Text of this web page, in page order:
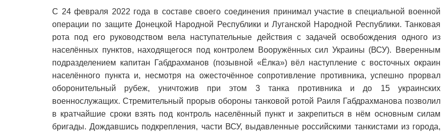
С 24 февраля 2022 года в составе своего соединения принимал участие в специальной военной
операции по защите Донецкой Народной Республики и Луганской Народной Республики. Танковая
рота под его руководством вела наступательные действия с задачей освобождения одного из
населённых пунктов, находящегося под контролем Вооружённых сил Украины (ВСУ). Вверенным
подразделением капитан Габдрахманов (позывной «Ёлка») вёл наступление с восточных окраин
населённого пункта и, несмотря на ожесточённое сопротивление противника, успешно прорвал
оборонительный рубеж, уничтожив при этом 3 танка противника и до 15 украинских
военнослужащих. Стремительный прорыв обороны танковой ротой Раиля Габдрахманова позволил
в кратчайшие сроки взять под контроль населённый пункт и закрепиться в нём основным силам
бригады. Дождавшись подкрепления, части ВСУ, выдавленные российскими танкистами из города,